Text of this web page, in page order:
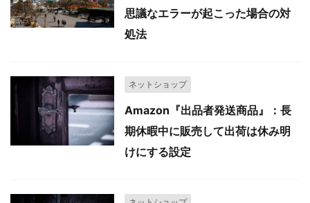
思議なエラーが起こった場合の対
処法
ネットショップ
Amazon『出品者発送商品』：長
期休暇中に販売して出荷は休み明
けにする設定